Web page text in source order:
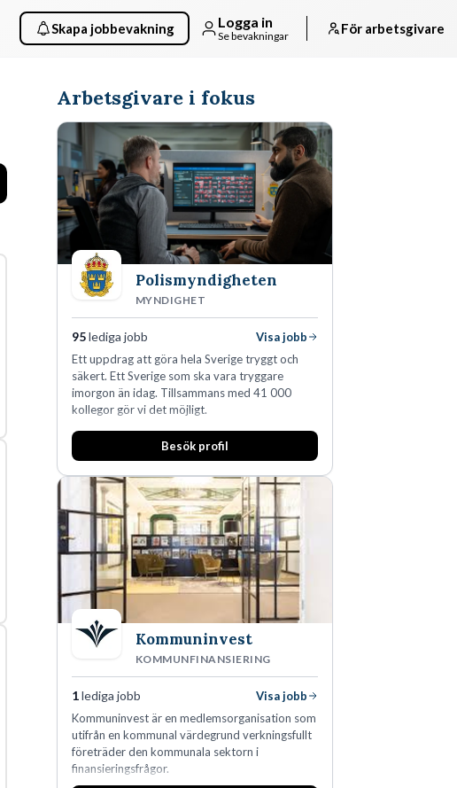
Skapa jobbevakning Logga in
Se bevakningar För arbetsgivare
Arbetsgivare i fokus
Polismyndigheten
MYNDIGHET
95lediga jobb
Visa jobb
Ett uppdrag att göra hela Sverige tryggt och
säkert. Ett Sverige som ska vara tryggare
imorgon än idag. Tillsammans med 41 000
kollegor gör vi det möjligt.
Besök profil
Kommuninvest
KOMMUNFINANSIERING
1lediga jobb
Visa jobb
Kommuninvest är en medlemsorganisation som
utifrån en kommunal värdegrund verkningsfullt
företräder den kommunala sektorn i
finansieringsfrågor.